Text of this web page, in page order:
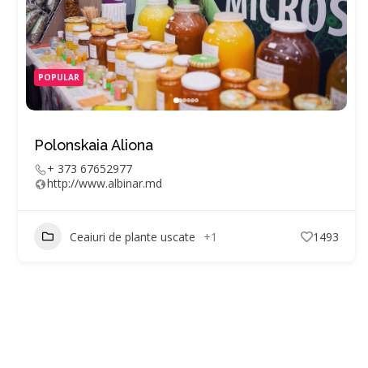
POPULAR
Polonskaia Aliona
+ 373 67652977
http://www.albinar.md
Ceaiuri de plante uscate +1 1493